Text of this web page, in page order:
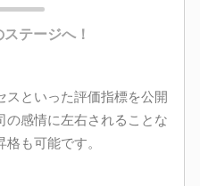
テージへ！
スといった評価指標を公開
の感情に左右されることな
も可能です。